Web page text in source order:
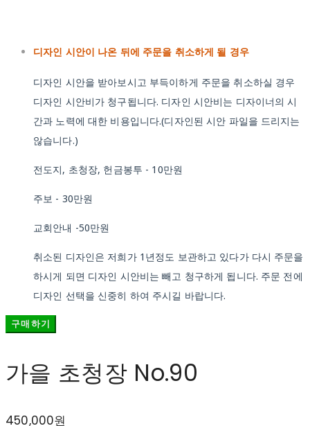
디자인 시안이 나온 뒤에 주문을 취소하게 될 경우
디자인 시안을 받아보시고 부득이하게 주문을 취소하실 경우
디자인 시안비가 청구됩니다. 디자인 시안비는 디자이너의 시
간과 노력에 대한 비용입니다.(디자인된 시안 파일을 드리지는
않습니다.)
전도지, 초청장, 헌금봉투 - 10만원
주보 - 30만원
교회안내 -50만원
취소된 디자인은 저희가 1년정도 보관하고 있다가 다시 주문을
하시게 되면 디자인 시안비는 빼고 청구하게 됩니다. 주문 전에
디자인 선택을 신중히 하여 주시길 바랍니다.
구매하기
가을 초청장 No.90
450,000원